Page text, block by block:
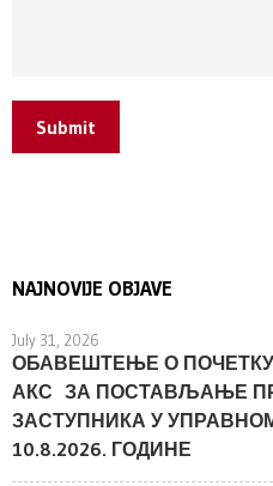
Submit
NAJNOVIJE OBJAVE
July 31, 2026
ОБАВЕШТЕЊЕ О
АКС ЗА ПОСТАВЉАЊЕ
ЗАСТУПНИКА У
10.8.2026. ГОДИНЕ